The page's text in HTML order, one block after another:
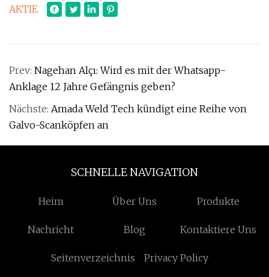
AKTIE
Prev: Nagehan Alçı: Wird es mit der Whatsapp-
Anklage 12 Jahre Gefängnis geben?
Nächste: Amada Weld Tech kündigt eine Reihe von
Galvo-Scanköpfen an
SCHNELLE NAVIGATION
Heim Über Uns Produkte
Nachricht Blog Kontaktiere Uns
Seitenverzeichnis Privacy Policy